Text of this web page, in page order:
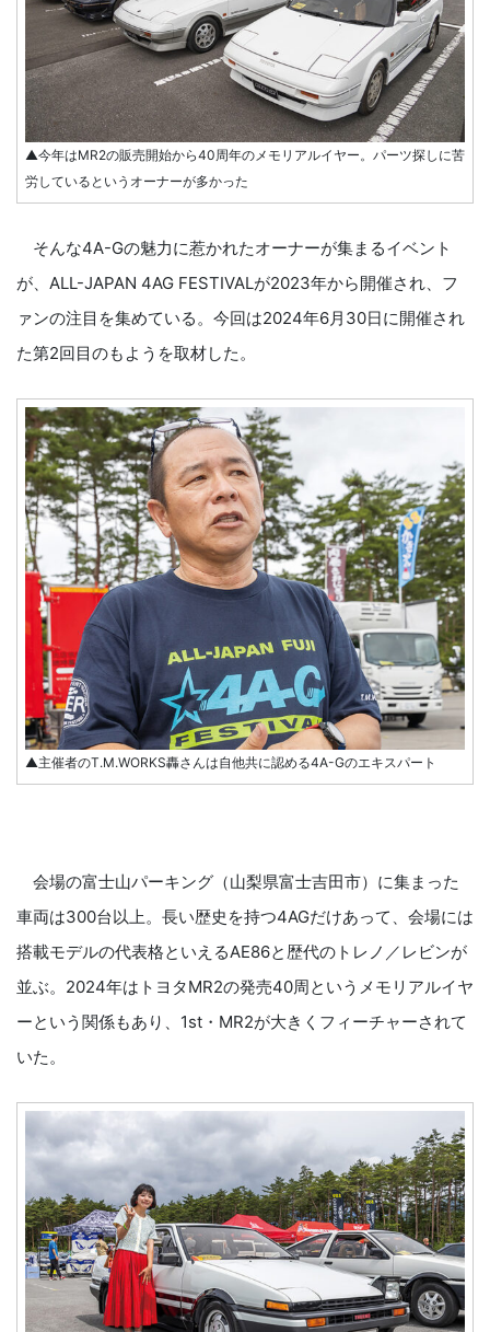
▲今年はMR2の販売開始から40周年のメモリアルイヤー。パーツ探しに苦
労しているというオーナーが多かった
そんな4A-Gの魅力に惹かれたオーナーが集まるイベント
が、ALL-JAPAN 4AG FESTIVALが2023年から開催され、フ
ァンの注目を集めている。今回は2024年6月30日に開催され
た第2回目のもようを取材した。
▲主催者のT.M.WORKS轟さんは自他共に認める4A-Gのエキスパート
会場の富士山パーキング（山梨県富士吉田市）に集まった
車両は300台以上。長い歴史を持つ4AGだけあって、会場には
搭載モデルの代表格といえるAE86と歴代のトレノ／レビンが
並ぶ。2024年はトヨタMR2の発売40周というメモリアルイヤ
ーという関係もあり、1st・MR2が大きくフィーチャーされて
いた。